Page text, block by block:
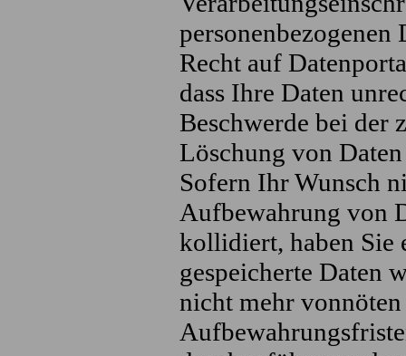
Recht auf
dass Ihre Daten
Beschwerde bei der
Löschung von Daten
Sofern Ihr Wunsch
Aufbewahrung von
kollidiert, haben Sie
gespeicherte Daten
nicht mehr